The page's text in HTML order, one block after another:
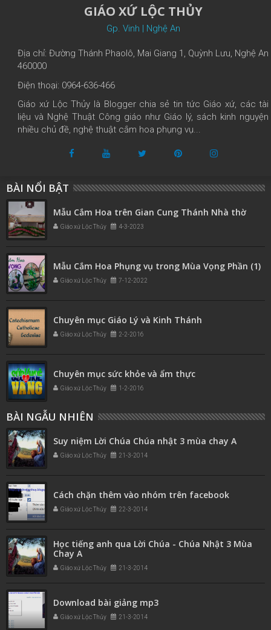
GIÁO XỨ LỘC THỦY
Gp. Vinh | Nghệ An
Địa chỉ: Đường Thánh Phaolô, Mai Giang 1, Quỳnh Lưu, Nghệ An
460000
Điện thoại: 0964-636-466
Giáo xứ Lộc Thủy là Blogger chia sẻ tin tức Giáo xứ, các tài
liệu và Nghệ Thuật Công giáo như Giáo lý, sách kinh nguyện
nhiều chủ đề, nghệ thuật cắm hoa phụng vụ...
BÀI NỔI BẬT
Mẫu Cắm Hoa trên Gian Cung Thánh Nhà thờ
Giáo xứ Lộc Thủy 4-3-2023
Mẫu Cắm Hoa Phụng vụ trong Mùa Vọng Phần (1)
Giáo xứ Lộc Thủy 7-12-2022
Chuyên mục Giáo Lý và Kinh Thánh
Giáo xứ Lộc Thủy 2-2-2016
Chuyên mục sức khỏe và ẩm thực
Giáo xứ Lộc Thủy 1-2-2016
BÀI NGẪU NHIÊN
Suy niệm Lời Chúa Chúa nhật 3 mùa chay A
Giáo xứ Lộc Thủy 21-3-2014
Cách chặn thêm vào nhóm trên facebook
Giáo xứ Lộc Thủy 22-3-2014
Học tiếng anh qua Lời Chúa - Chúa Nhật 3 Mùa
Chay A
Giáo xứ Lộc Thủy 21-3-2014
Download bài giảng mp3
Giáo xứ Lộc Thủy 21-3-2014